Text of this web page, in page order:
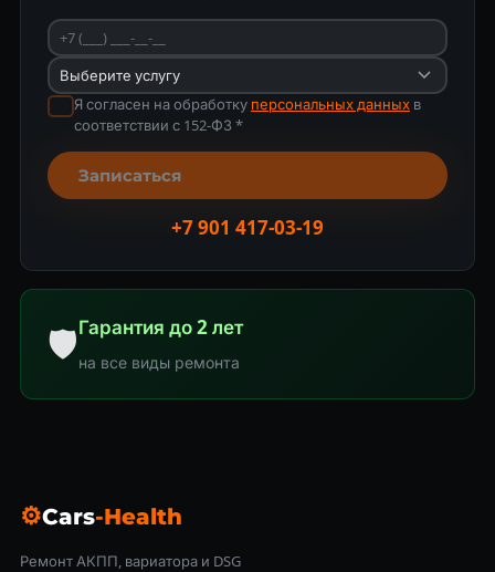
Я согласен на обработку персональных данныхв
соответствии с 152-ФЗ *
Записаться
+7 901 417-03-19
🛡Гарантия до 2 лет
на все виды ремонта
⚙Cars-Health
Ремонт АКПП, вариатора и DSG